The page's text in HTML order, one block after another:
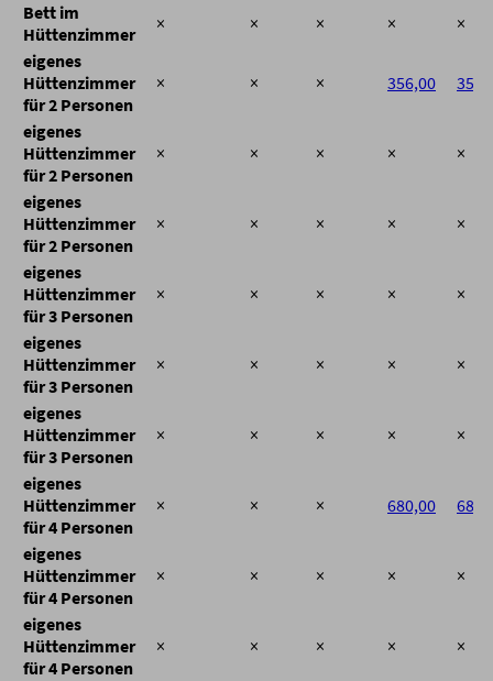
Bett im
Hüttenzimmer
× × × ×
×
eigenes
Hüttenzimmer
für 2 Personen
× × × 356,00
eigenes
Hüttenzimmer
für 2 Personen
× × × × ×
eigenes
Hüttenzimmer
für 2 Personen
× × × × ×
eigenes
Hüttenzimmer
für 3 Personen
× × × × ×
eigenes
Hüttenzimmer
für 3 Personen
× × × × ×
eigenes
Hüttenzimmer
für 3 Personen
× × × × ×
eigenes
Hüttenzimmer
für 4 Personen
× × × 680,00
eigenes
Hüttenzimmer
für 4 Personen
× × × × ×
eigenes
Hüttenzimmer
für 4 Personen
× × × × ×